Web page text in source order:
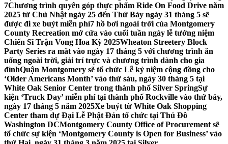
7Chương trình quyên góp thực phẩm Ride On Food Drive năm
2025 từ Chủ Nhật ngày 25 đến Thứ Bảy ngày 31 tháng 5 sẽ
được đi xe buýt miễn phí7 hồ bơi ngoài trời của Montgomery
County Recreation mở cửa vào cuối tuần ngày lễ tưởng niệm
Chiến Sĩ Trận Vong Hoa Kỳ 2025Wheaton Streetery Block
Party Series ra mắt vào ngày 17 tháng 5 với chương trình ăn
uống ngoài trời, giải trí trực và chương trình dành cho gia
đìnhQuận Montgomery sẽ tổ chức Lễ kỷ niệm cộng đồng cho
‘Older Americans Month’ vào thứ sáu, ngày 30 tháng 5 tại
White Oak Senior Center trong thành phố Silver SpringSự
kiện ‘Truck Day’ miễn phí tại thành phố Rockville vào thứ bảy,
ngày 17 tháng 5 năm 2025Xe buýt từ White Oak Shopping
Center tham dự Đại Lễ Phật Đản tổ chức tại Thủ Đô
Washington DCMontgomery County Office of Procurement sẽ
tổ chức sự kiện ‘Montgomery County is Open for Business’ vào